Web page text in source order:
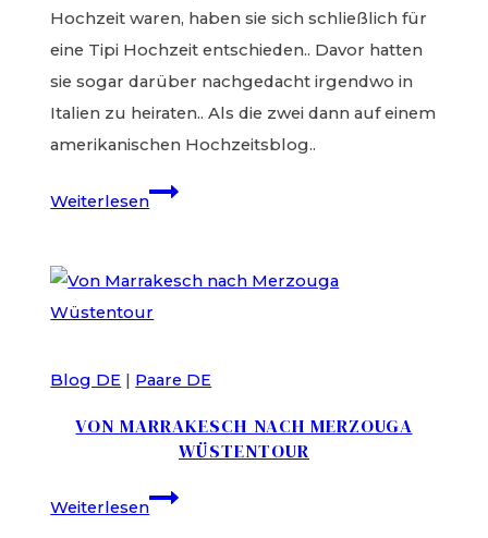
Hochzeit waren, haben sie sich schließlich für
eine Tipi Hochzeit entschieden.. Davor hatten
sie sogar darüber nachgedacht irgendwo in
Italien zu heiraten.. Als die zwei dann auf einem
amerikanischen Hochzeitsblog..
Weiterlesen
Tipi
Blog DE | Paare DE
VON MARRAKESCH NACH MERZOUGA
WÜSTENTOUR
Weiterlesen
Von